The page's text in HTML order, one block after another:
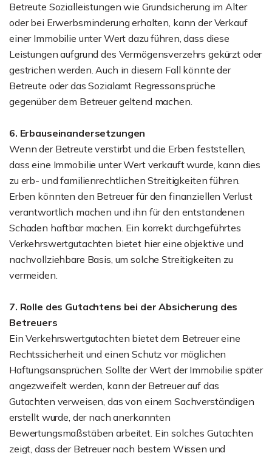
Betreute Sozialleistungen wie Grundsicherung im Alter
oder bei Erwerbsminderung erhalten, kann der Verkauf
einer Immobilie unter Wert dazu führen, dass diese
Leistungen aufgrund des Vermögensverzehrs gekürzt oder
gestrichen werden. Auch in diesem Fall könnte der
Betreute oder das Sozialamt Regressansprüche
gegenüber dem Betreuer geltend machen.
6. Erbauseinandersetzungen
Wenn der Betreute verstirbt und die Erben feststellen,
dass eine Immobilie unter Wert verkauft wurde, kann dies
zu erb- und familienrechtlichen Streitigkeiten führen.
Erben könnten den Betreuer für den finanziellen Verlust
verantwortlich machen und ihn für den entstandenen
Schaden haftbar machen. Ein korrekt durchgeführtes
Verkehrswertgutachten bietet hier eine objektive und
nachvollziehbare Basis, um solche Streitigkeiten zu
vermeiden.
7. Rolle des Gutachtens bei der Absicherung des
Betreuers
Ein Verkehrswertgutachten bietet dem Betreuer eine
Rechtssicherheit und einen Schutz vor möglichen
Haftungsansprüchen. Sollte der Wert der Immobilie später
angezweifelt werden, kann der Betreuer auf das
Gutachten verweisen, das von einem Sachverständigen
erstellt wurde, der nach anerkannten
Bewertungsmaßstäben arbeitet. Ein solches Gutachten
zeigt, dass der Betreuer nach bestem Wissen und